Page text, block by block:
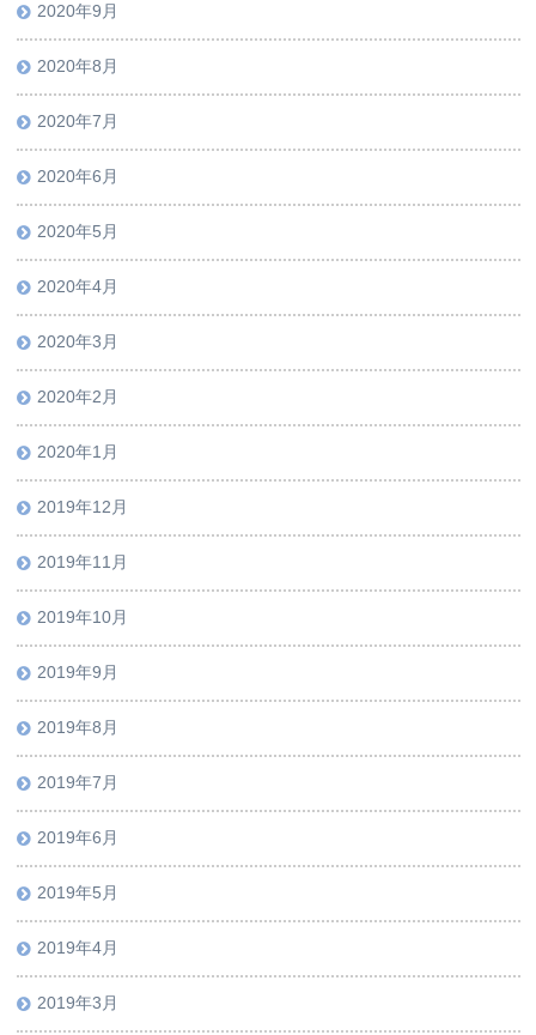
2020年9月
2020年8月
2020年7月
2020年6月
2020年5月
2020年4月
2020年3月
2020年2月
2020年1月
2019年12月
2019年11月
2019年10月
2019年9月
2019年8月
2019年7月
2019年6月
2019年5月
2019年4月
2019年3月